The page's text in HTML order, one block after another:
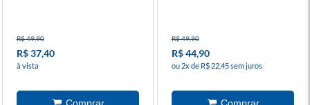
R$ 49,90
R$ 37,40
à vista
R$ 49,90
R$ 44,90
ou 2x de R$ 22,45 sem juros